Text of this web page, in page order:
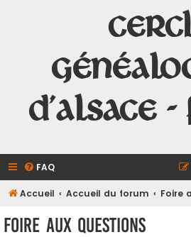
d'Alsace -
FAQ
Accueil Accueil du forum Foire
Foire aux questions